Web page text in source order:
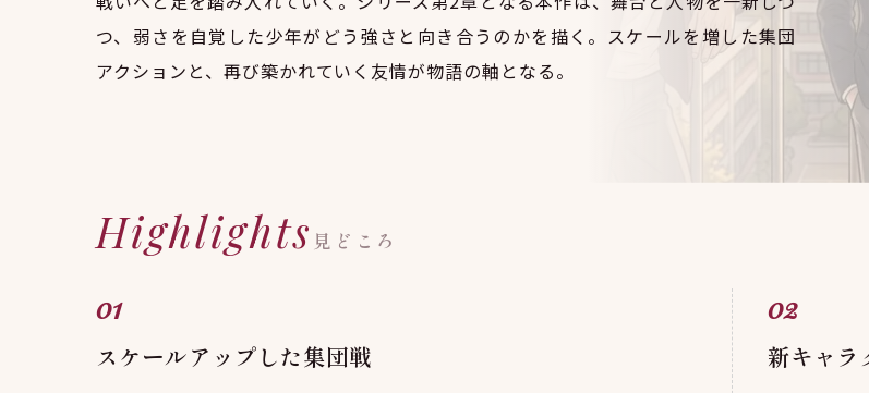
つ、弱さを自覚した少年がどう強さと向き合うのかを描く。スケールを増した集団
アクションと、再び築かれていく友情が物語の軸となる。
Highlights 見どころ
スケールアップした集団戦 新キャラ